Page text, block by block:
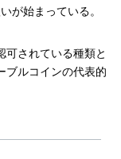
が始まっている。
可されている種類と
ブルコインの代表的